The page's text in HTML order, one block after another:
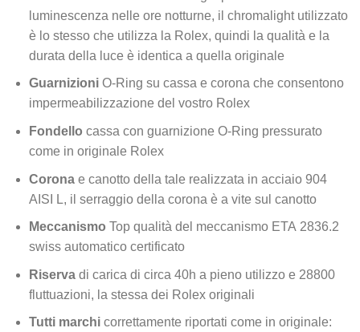
luminescenza nelle ore notturne, il chromalight utilizzato
è lo stesso che utilizza la Rolex, quindi la qualità e la
durata della luce è identica a quella originale
GuarnizioniO-Ring su cassa e corona che consentono
impermeabilizzazione del vostro Rolex
Fondello cassa con guarnizione O-Ring pressurato
come in originale Rolex
Coronae canotto della tale realizzata in acciaio 904
AISI L, il serraggio della corona è a vite sul canotto
Meccanismo Top qualità del meccanismo ETA 2836.2
swiss automatico certificato
Riservadi carica di circa 40h a pieno utilizzo e 28800
fluttuazioni, la stessa dei Rolex originali
Tutti marchi correttamente riportati come in originale: